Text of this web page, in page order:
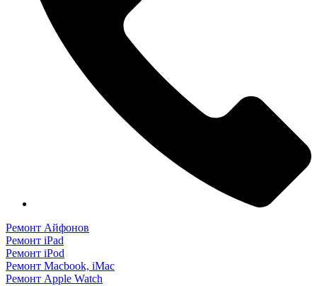
Ремонт Айфонов
Ремонт iPad
Ремонт iPod
Ремонт Macbook, iMac
Ремонт Apple Watch